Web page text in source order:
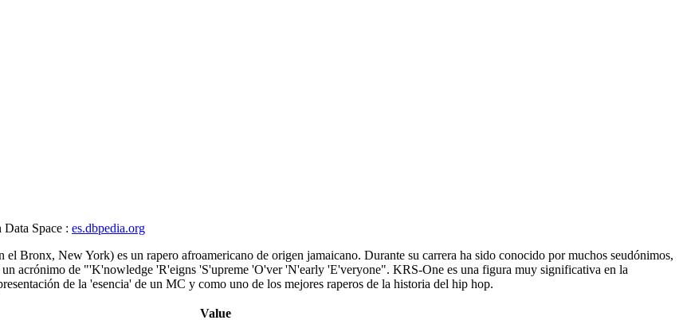
Space : es.dbpedia.org
Bronx, New York) es un rapero afroamericano de origen jamaicano. Durante su carrera ha sido conocido por muchos seudónimos,
acrónimo de "'K'nowledge 'R'eigns 'S'upreme 'O'ver 'N'early 'E'veryone". KRS-One es una figura muy significativa en la
de la 'esencia' de un MC y como uno de los mejores raperos de la historia del hip hop.
Value